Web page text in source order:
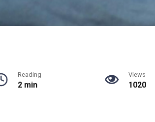
Reading
2 min
Views
1020